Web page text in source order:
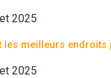
2025
les meilleurs endroits
2025